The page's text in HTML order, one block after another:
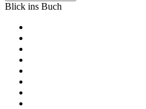
Blick ins Buch